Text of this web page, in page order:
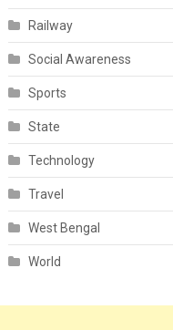
Railway
Social Awareness
Sports
State
Technology
Travel
West Bengal
World